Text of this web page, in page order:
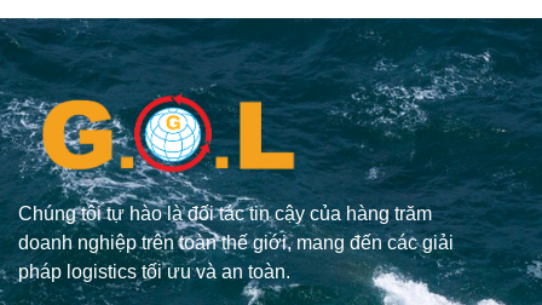
Chúng tôi tự hào là đối tác tin cậy của hàng trăm
doanh nghiệp trên toàn thế giới, mang đến các giải
pháp logistics tối ưu và an toàn.